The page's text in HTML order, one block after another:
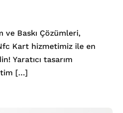
ve Baskı Çözümleri,
Kart hizmetimiz ile en
Yaratıcı tasarım
[…]